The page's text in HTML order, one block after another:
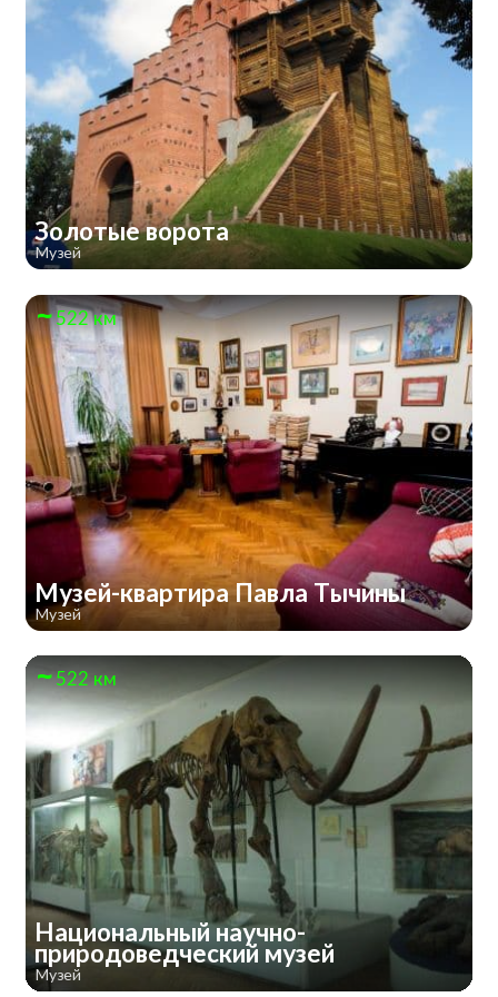
Золотые ворота
Музей
522 км
Музей-квартира Павла Тычины
Музей
522 км
Национальный научно-
природоведческий музей
Музей